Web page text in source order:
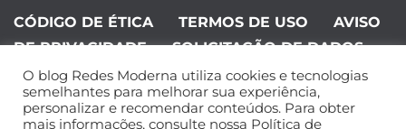
CÓDIGO DE ÉTICA TERMOS DE USO
AVISO
DE PRIVACIDADE
SOLICITAÇÃO DE DADOS
©Editora Moderna 2024. Todos os
direitos reservados.
O blog Redes Moderna utiliza cookies e tecnologias
semelhantes para melhorar sua experiência,
personalizar e recomendar conteúdos. Para obter
mais informações, consulte nossa Política de